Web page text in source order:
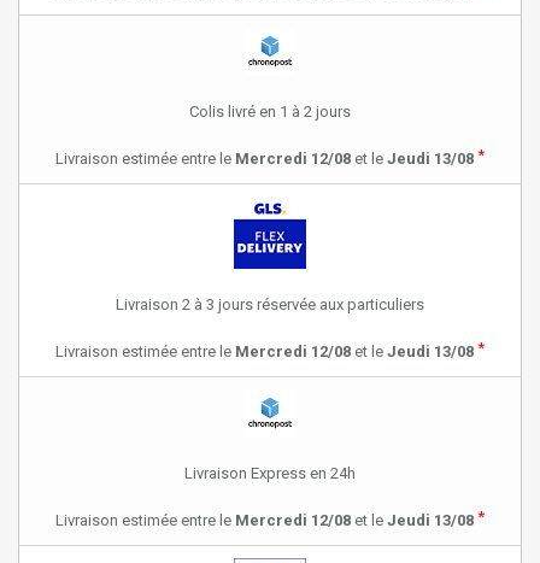
Colis livré en 1 à 2 jours
Livraison estimée entre le Mercredi 12/08 et le Jeudi 13/08 *
Livraison 2 à 3 jours réservée aux particuliers
Livraison estimée entre le Mercredi 12/08 et le Jeudi 13/08 *
Livraison Express en 24h
Livraison estimée entre le Mercredi 12/08 et le Jeudi 13/08 *